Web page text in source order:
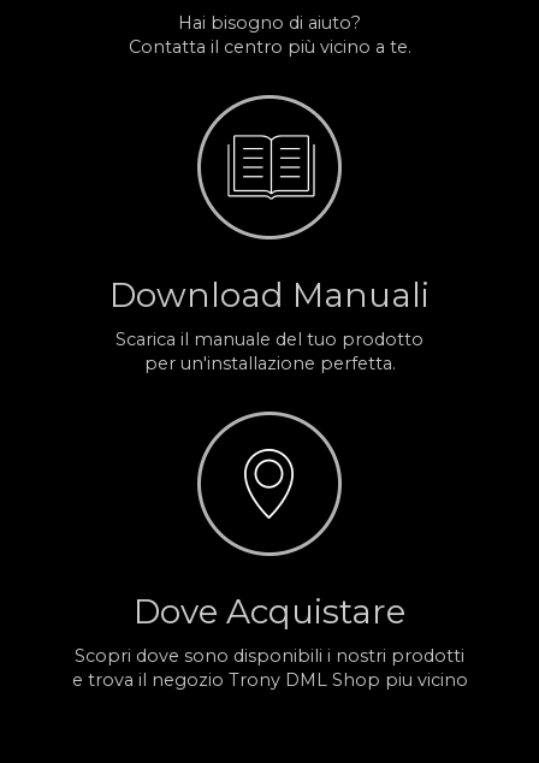
Hai bisogno di aiuto?
Contatta il centro più vicino a te.
Download Manuali
Scarica il manuale del tuo prodotto
per un'installazione perfetta.
Dove Acquistare
Scopri dove sono disponibili i nostri prodotti
e trova il negozio Trony DML Shop piu vicino